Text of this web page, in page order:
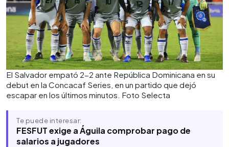
El Salvador empató 2-2 ante República Dominicana en su
debut en la Concacaf Series, en un partido que dejó
escapar en los últimos minutos. Foto Selecta
Te puede interesar:
FESFUT exige a Águila comprobar pago de
salarios a jugadores